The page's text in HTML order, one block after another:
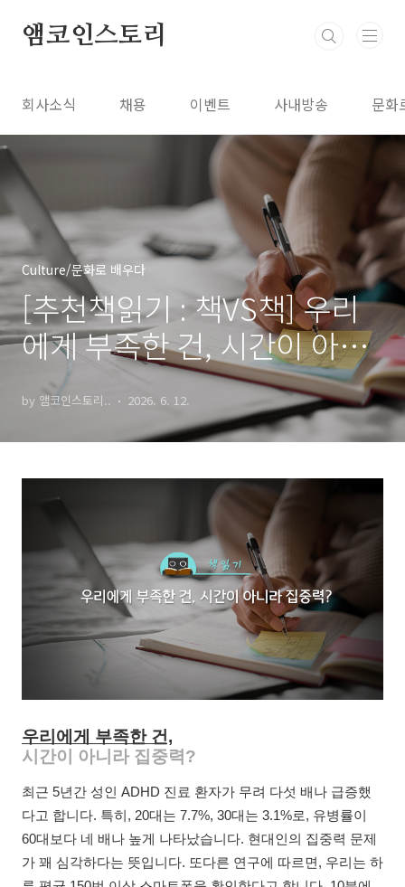
앰코인스토리
회사소식 채용 이벤트 사내방송 문화
Culture/문화로 배우다
[추천책읽기 : 책VS책] 우리
에게 부족한 건, 시간이 아니
라 집중력?
by 앰코인스토리.. 2026. 6. 12.
우리에게 부족한 건,
시간이 아니라 집중력?
최근 5년간 성인 ADHD 진료 환자가 무려 다섯 배나 급증했
다고 합니다. 특히, 20대는 7.7%, 30대는 3.1%로, 유병률이
60대보다 네 배나 높게 나타났습니다. 현대인의 집중력 문제
가 꽤 심각하다는 뜻입니다. 또다른 연구에 따르면, 우리는 하